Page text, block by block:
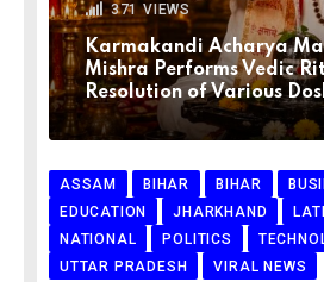
371VIEWS
Karmakandi Acharya
Mishra Performs Vedic
Resolution of Various
ASSAM BIHAR BIHAR
EDUCATION
JHARKHAND
NATIONAL
POLITICS
UTTAR PRADESH
VIRAL NEWS